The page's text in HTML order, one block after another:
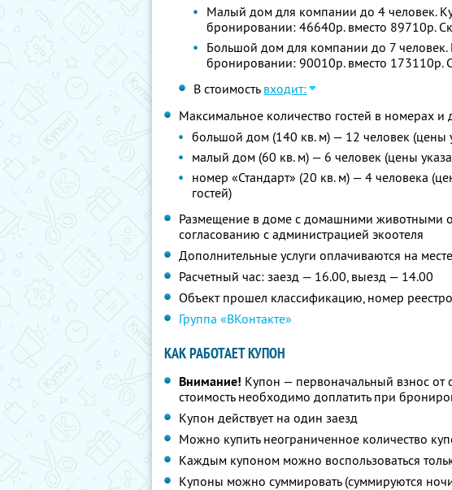
Малый дом для компании до 4 человек.
бронировании: 46640р. вместо 89710р.
Большой дом для компании до 7
бронировании: 90010р. вместо 173110р.
В стоимость входит:
Максимальное количество гостей в номерах и
большой дом (140 кв. м) — 12 человек (цены
малый дом (60 кв. м) — 6 человек (цены
номер «Стандарт» (20 кв. м) — 4 человека
гостей)
Размещение в доме с домашними животными
согласованию с администрацией экоотеля
Дополнительные услуги оплачиваются на
Расчетный час: заезд — 16.00, выезд — 14.00
Объект прошел классификацию, номер
Группа «ВКонтакте»
КАК РАБОТАЕТ КУПОН
Внимание! Купон — первоначальный взнос от
стоимость необходимо доплатить при
Купон действует на один заезд
Можно купить неограниченное количество
Каждым купоном можно воспользоваться
Купоны можно суммировать (суммируются